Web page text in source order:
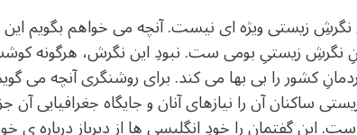
زیستی ویژه ای نیست. آنچه می خواهم بگویم این
نگرشِ زیستیِ بومی ست. نبودِ این نگرش، هرگونه
کشور را بی بها می کند. برای روشنگری آنچه می
ساکنان آن را نیازهای آنان و جایگاه جغرافیایی